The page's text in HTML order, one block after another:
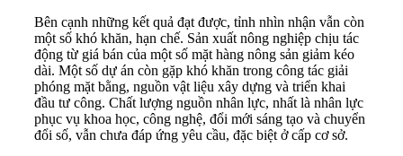
Bên cạnh những kết quả đạt được, tỉnh nhìn nhận vẫn còn
một số khó khăn, hạn chế. Sản xuất nông nghiệp chịu tác
động từ giá bán của một số mặt hàng nông sản giảm kéo
dài. Một số dự án còn gặp khó khăn trong công tác giải
phóng mặt bằng, nguồn vật liệu xây dựng và triển khai
đầu tư công. Chất lượng nguồn nhân lực, nhất là nhân lực
phục vụ khoa học, công nghệ, đổi mới sáng tạo và chuyển
đổi số, vẫn chưa đáp ứng yêu cầu, đặc biệt ở cấp cơ sở.